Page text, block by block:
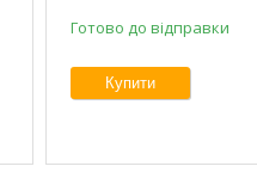
Готово до відправки
Купити